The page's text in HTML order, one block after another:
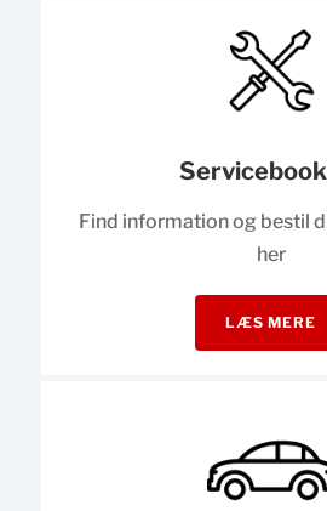
Find information og bestil
her
LÆS MERE